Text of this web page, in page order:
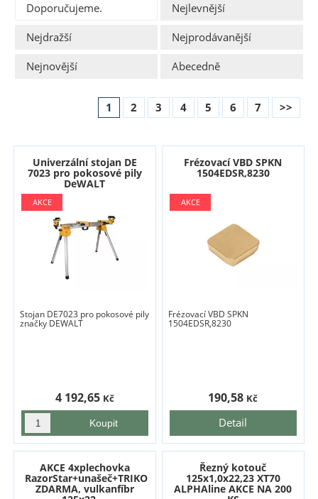
Doporučujeme.
Nejlevnější
Nejdražší
Nejprodávanější
Nejnovější
Abecedně
1 2 3 4 5 6 7 >>
Univerzální stojan DE
7023 pro pokosové pily
DeWALT
Stojan DE7023 pro pokosové pily
značky DEWALT
4 192,65 Kč
Frézovací VBD SPKN
1504EDSR,8230
Frézovací VBD SPKN
1504EDSR,8230
Detail
190,58 Kč
AKCE 4xplechovka
RazorStar+unašeč+TRIKO
ZDARMA, vulkanfíbr
Řezný kotouč
125x1,0x22,23 XT70
ALPHAline AKCE NA 200